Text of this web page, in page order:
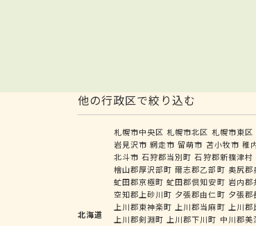
他の行政区で絞り込む
北海道
札幌市中央区 札幌市北区 札幌市東区
岩見沢市 網走市 留萌市 苫小牧市 稚
北斗市 石狩郡当別町 石狩郡新篠津村
檜山郡厚沢部町 爾志郡乙部町 奥尻郡
虻田郡京極町 虻田郡倶知安町 岩内郡
空知郡上砂川町 夕張郡由仁町 夕張郡
上川郡東神楽町 上川郡当麻町 上川
上川郡剣淵町 上川郡下川町 中川郡美